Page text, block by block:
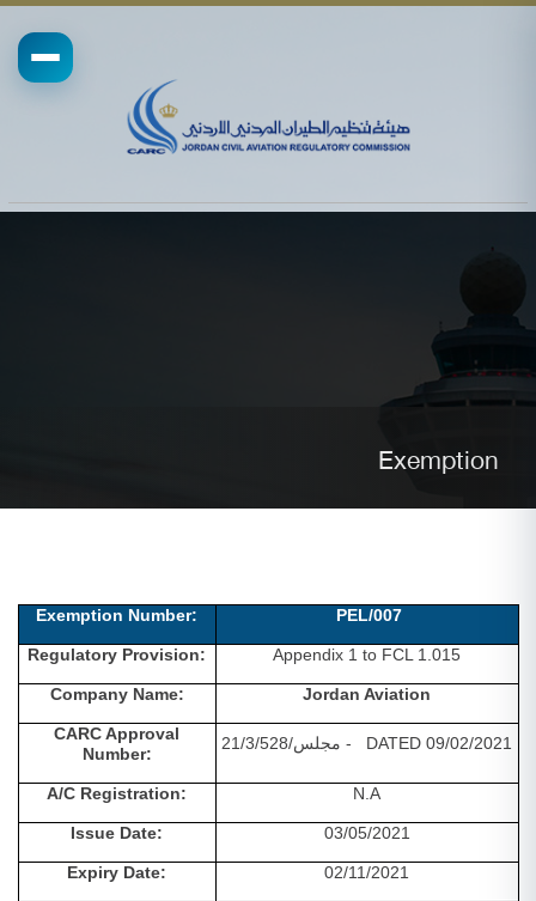
Exemption
Exemption Number: PEL/007
Regulatory Provision: Appendix 1 to FCL 1.015
Company Name: Jordan Aviation
CARC Approval
Number:
21/ مجلس/3/528 - DATED 09/02/2021
A/C Registration: N.A
Issue Date: 03/05/2021
Expiry Date: 02/11/2021